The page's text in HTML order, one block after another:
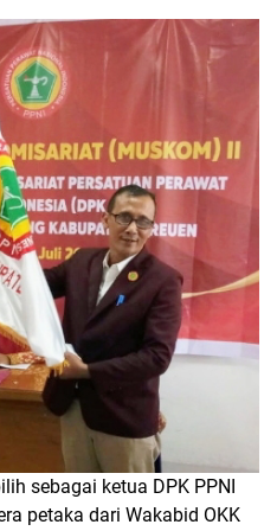
sebagai ketua DPK PPNI
petaka dari Wakabid OKK